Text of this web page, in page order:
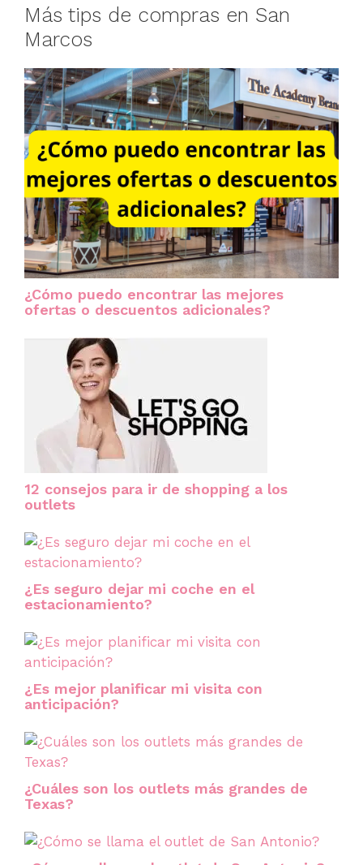
Más tips de compras en San
Marcos
¿Cómo puedo encontrar las mejores
ofertas o descuentos adicionales?
12 consejos para ir de shopping a los
outlets
¿Es seguro dejar mi coche en el
estacionamiento?
¿Es mejor planificar mi visita con
anticipación?
¿Cuáles son los outlets más grandes de
Texas?